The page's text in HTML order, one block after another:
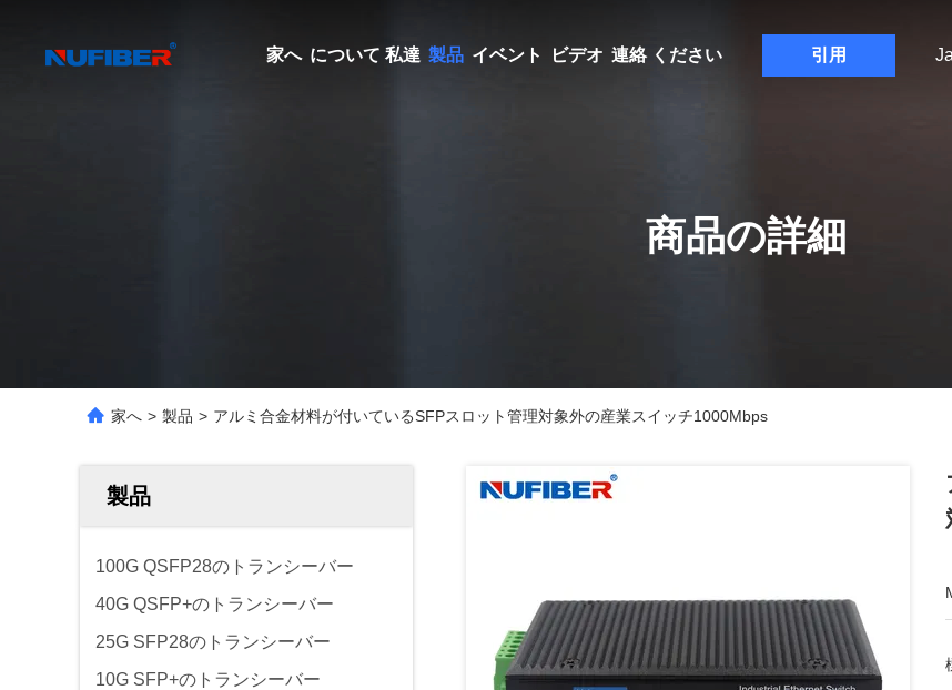
家へ について 私達 製品 イベント ビデオ 連絡 ください 引用
商品の詳細
家へ > 製品 > アルミ合金材料が付いているSFPスロット管理対象外の産業スイッチ1000Mbps
製品
100G QSFP28のトランシーバー
40G QSFP+のトランシーバー
25G SFP28のトランシーバー
10G SFP+のトランシーバー